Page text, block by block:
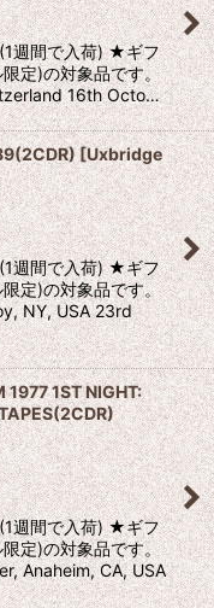
週間で入荷) ★ギフ
定)の対象品です。
16th Octo…
[Uxbridge
週間で入荷) ★ギフ
定)の対象品です。
NY, USA 23rd
1977 1ST NIGHT:
週間で入荷) ★ギフ
定)の対象品です。
Anaheim, CA, USA